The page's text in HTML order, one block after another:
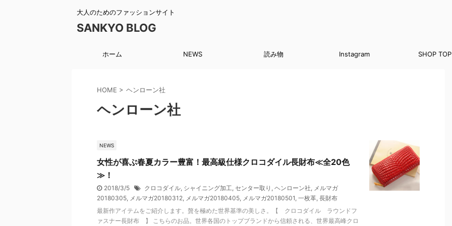
大人のためのファッションサイト
SANKYO BLOG
ホーム NEWS 読み物 Instagram SHOP TOP
HOME > ヘンローン社
ヘンローン社
NEWS
女性が喜ぶ春夏カラー豊富！最高級仕様クロコダイル長財布≪全20色
≫！
2018/3/5 クロコダイル, シャイニング加工, センター取り , ヘンローン社, メルマガ
20180305, メルマガ20180312, メルマガ20180405, メルマガ20180501, 一枚革, 長財布
最新作アイテムをご紹介します。贅を極めた世界基準の美しさ。【 クロコダイル ラウンドフ
ァスナー長財布 】 こちらのお品。世界各国のトップブランドから信頼される、世界最高峰クロ